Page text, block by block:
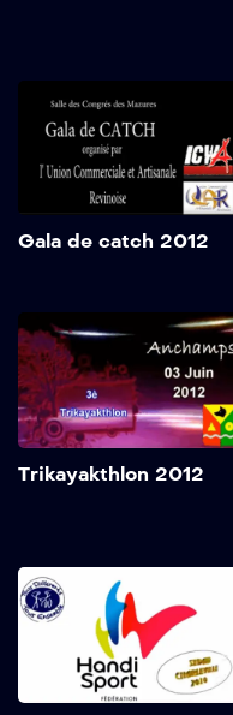
Gala de catch 2012
Trikayakthlon 2012